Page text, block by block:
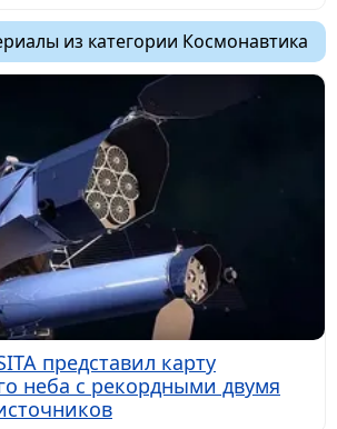
из категории Космонавтика
представил карту
неба с рекордными двумя